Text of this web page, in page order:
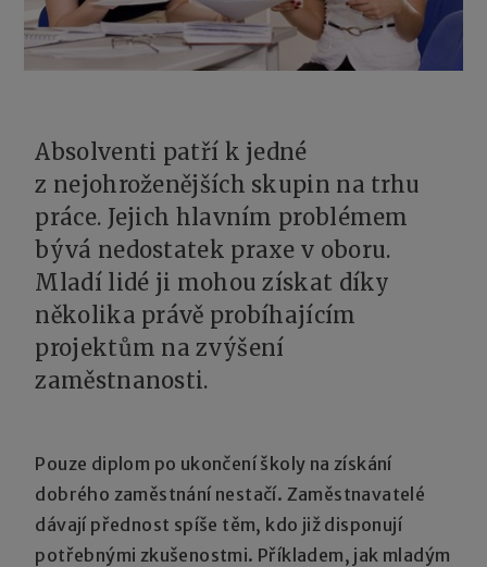
Absolventi patří k jedné
z nejohroženějších skupin na trhu
práce. Jejich hlavním problémem
bývá nedostatek praxe v oboru.
Mladí lidé ji mohou získat díky
několika právě probíhajícím
projektům na zvýšení
zaměstnanosti.
Pouze diplom po ukončení školy na získání
dobrého zaměstnání nestačí. Zaměstnavatelé
dávají přednost spíše těm, kdo již disponují
potřebnými zkušenostmi. Příkladem, jak mladým